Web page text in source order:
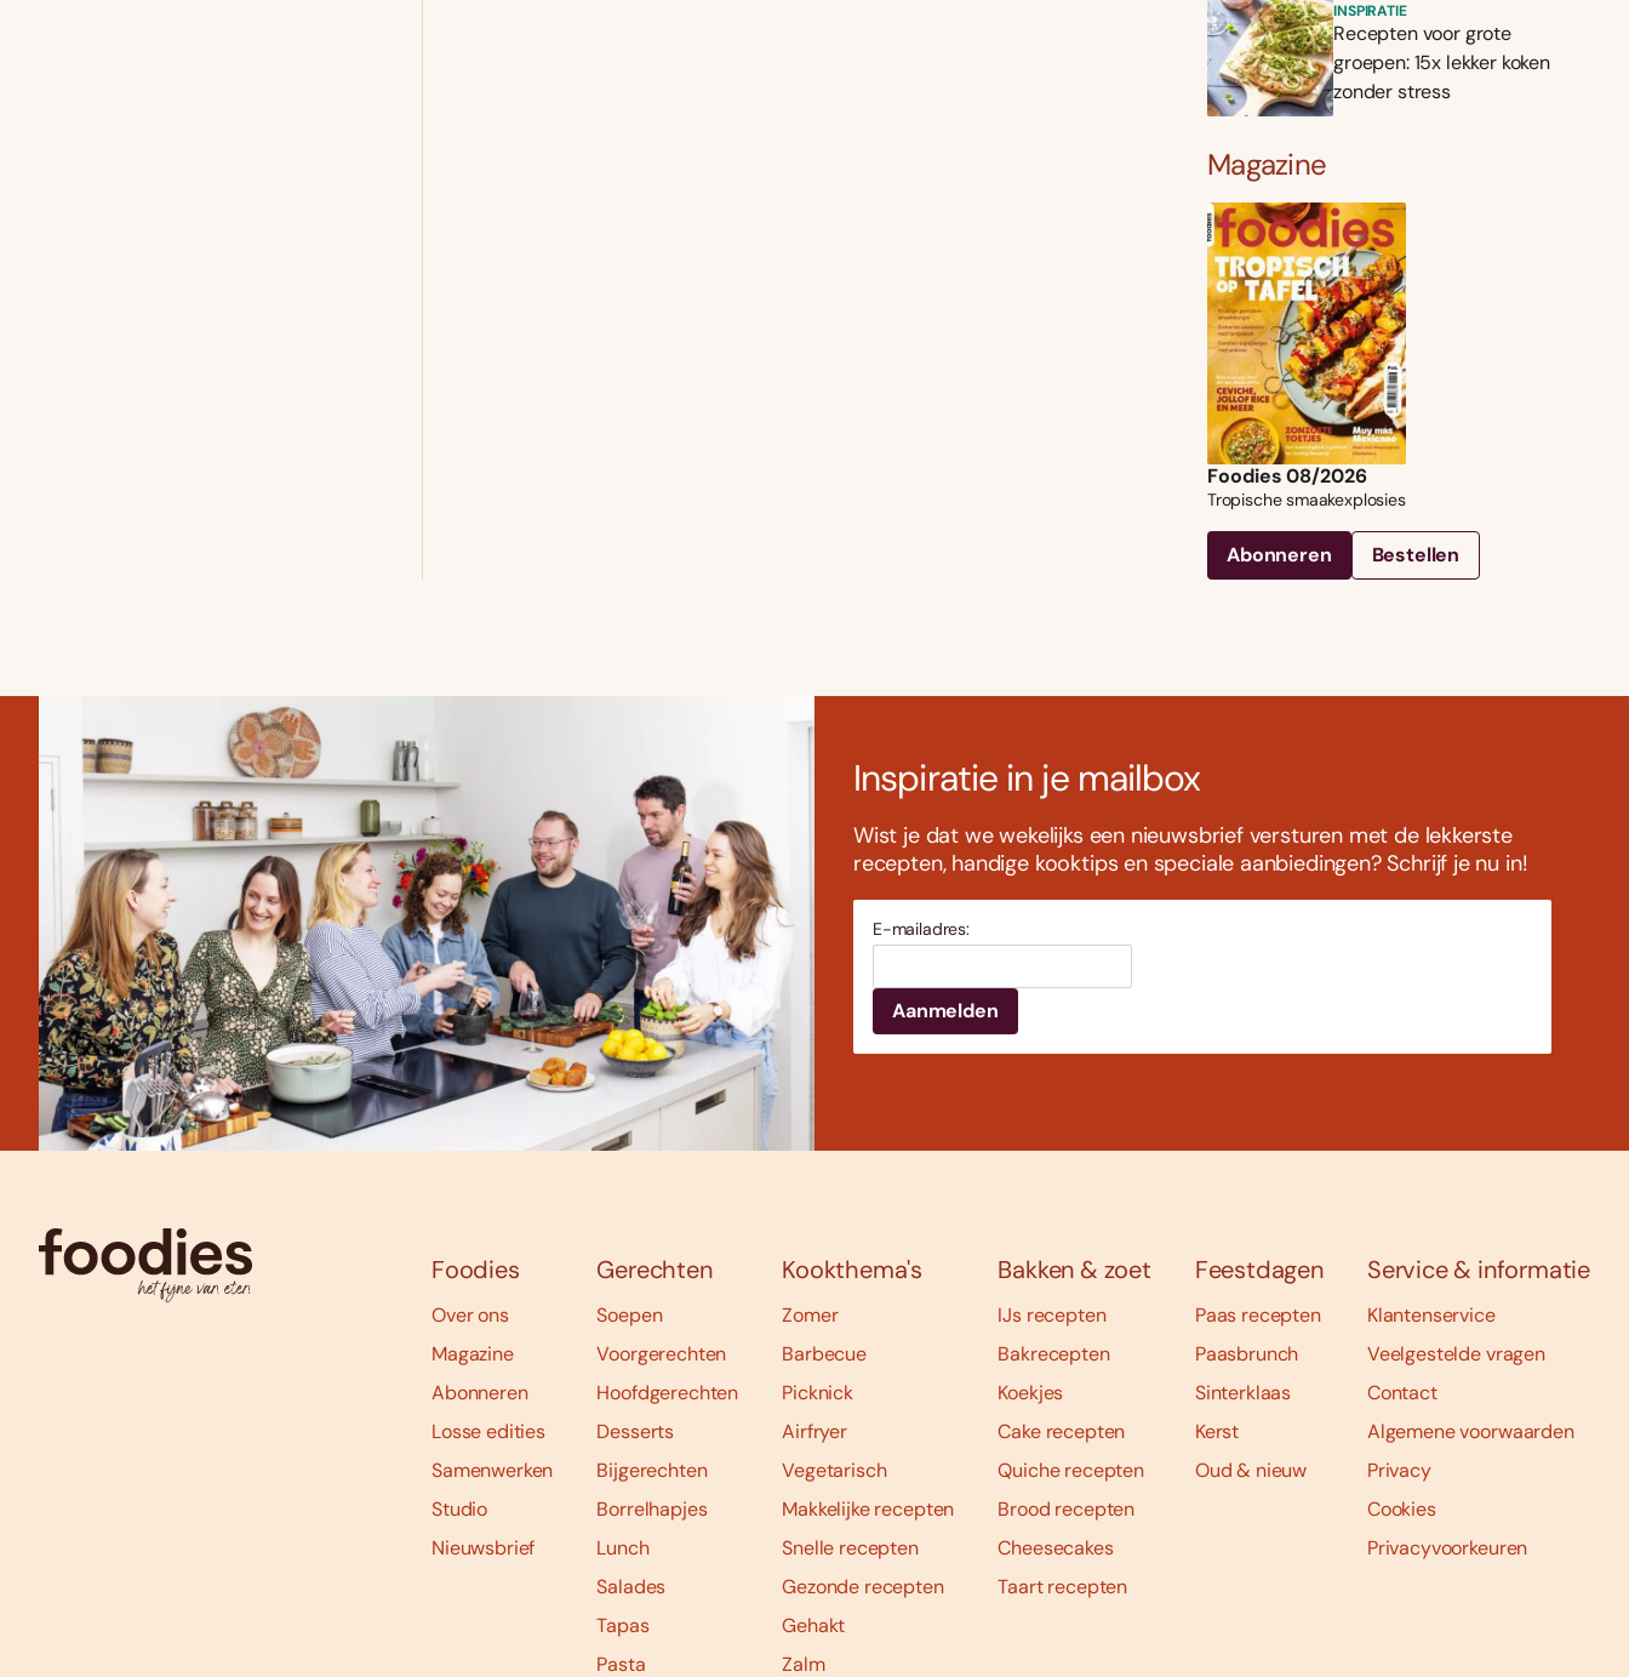
INSPIRATIE
Recepten voor grote
groepen: 15x lekker koken
zonder stress
Magazine
Foodies 08/2026
Tropische smaakexplosies
Abonneren Bestellen
Inspiratie in je mailbox
Wist je dat we wekelijks een nieuwsbrief versturen met de lekkerste
recepten, handige kooktips en speciale aanbiedingen? Schrijf je nu in!
E-mailadres:
Foodies
Over ons
Magazine
Abonneren
Losse edities
Samenwerken
Studio
Nieuwsbrief
Gerechten
Soepen
Voorgerechten
Hoofdgerechten
Desserts
Bijgerechten
Borrelhapjes
Lunch
Salades
Tapas
Pasta
Kookthema's
Zomer
Barbecue
Picknick
Airfryer
Vegetarisch
Makkelijke recepten
Snelle recepten
Gezonde recepten
Gehakt
Zalm
Bakken & zoet
IJs recepten
Bakrecepten
Koekjes
Cake recepten
Quiche recepten
Brood recepten
Cheesecakes
Taart recepten
Feestdagen
Paas recepten
Paasbrunch
Sinterklaas
Kerst
Oud & nieuw
Service & informatie
Klantenservice
Veelgestelde vragen
Contact
Algemene voorwaarden
Privacy
Cookies
Privacyvoorkeuren